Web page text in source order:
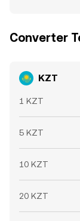
Converter
KZT
1 KZT
5 KZT
10 KZT
20 KZT